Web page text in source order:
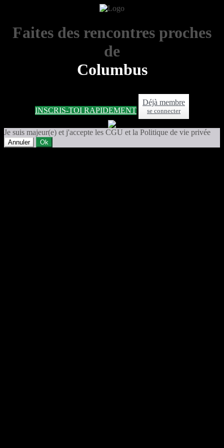
Faites des rencontres proches
de
Columbus
INSCRIS-TOI RAPIDEMENT
Déjà membre
se connecter
Je suis majeur(e) et j'accepte les CGU et la Politique de vie privée
Annuler Ok